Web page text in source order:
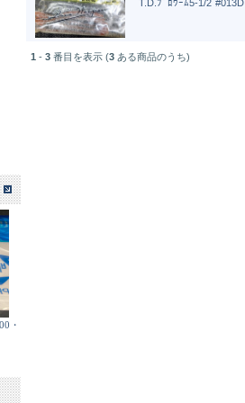
・
T.D.ﾌﾟﾛﾜｰﾑ5-1/2`#013D
1 - 3 番目を表示 (3 ある商品のうち)